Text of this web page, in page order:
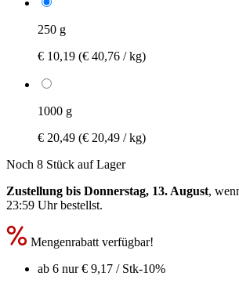
250 g
€ 10,19 (€ 40,76 / kg)
1000 g
€ 20,49 (€ 20,49 / kg)
Noch 8 Stück auf Lager
Zustellung bis Donnerstag, 13. August,
23:59 Uhrbestellst.
Mengenrabatt verfügbar!
ab 6 nur€ 9,17 / Stk-10%